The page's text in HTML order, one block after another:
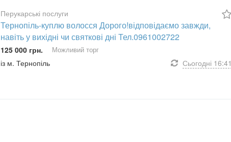
Перукарські послуги
Тернопіль-куплю волосся Дорого!відповідаємо завжди,
навіть у вихідні чи святкові дні Тел.0961002722
125 000 грн. Можливий торг
із м. Тернопіль Сьогодні 16:41